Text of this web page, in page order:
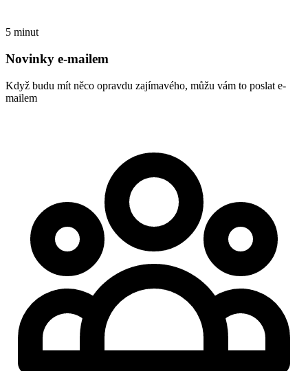
5 minut
Novinky e-mailem
Když budu mít něco opravdu zajímavého, můžu vám to poslat e-
mailem